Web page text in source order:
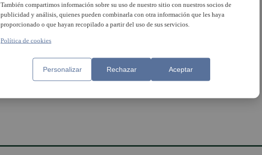
También compartimos información sobre su uso de nuestro sitio con nuestros socios de
publicidad y análisis, quienes pueden combinarla con otra información que les haya
proporcionado o que hayan recopilado a partir del uso de sus servicios.
Política de cookies
Personalizar Rechazar Aceptar